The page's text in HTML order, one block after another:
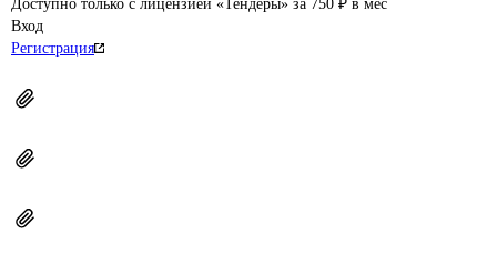
Доступно только с лицензией «Тендеры» за 750 ₽ в мес
Вход
Регистрация